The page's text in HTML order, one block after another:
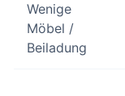
Wenige
Möbel /
Beiladung